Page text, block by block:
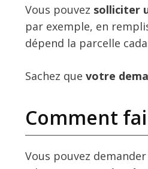
Vous pouvez solliciter
par exemple, en
dépend la parcelle
Sachez que votre
Comment
Vous pouvez